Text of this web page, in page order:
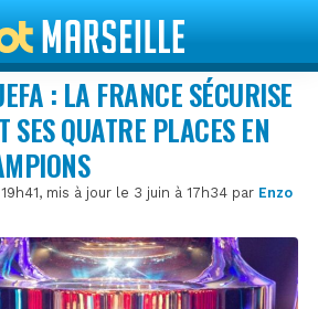
: LA FRANCE SÉCURISE
SES QUATRE PLACES EN
mis à jour le 3 juin à 17h34 par Enzo